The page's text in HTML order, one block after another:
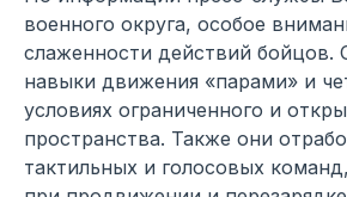
военного округа, особое
слаженности действий бойцов.
навыки движения «парами» и
условиях ограниченного и
пространства. Также они
тактильных и голосовых